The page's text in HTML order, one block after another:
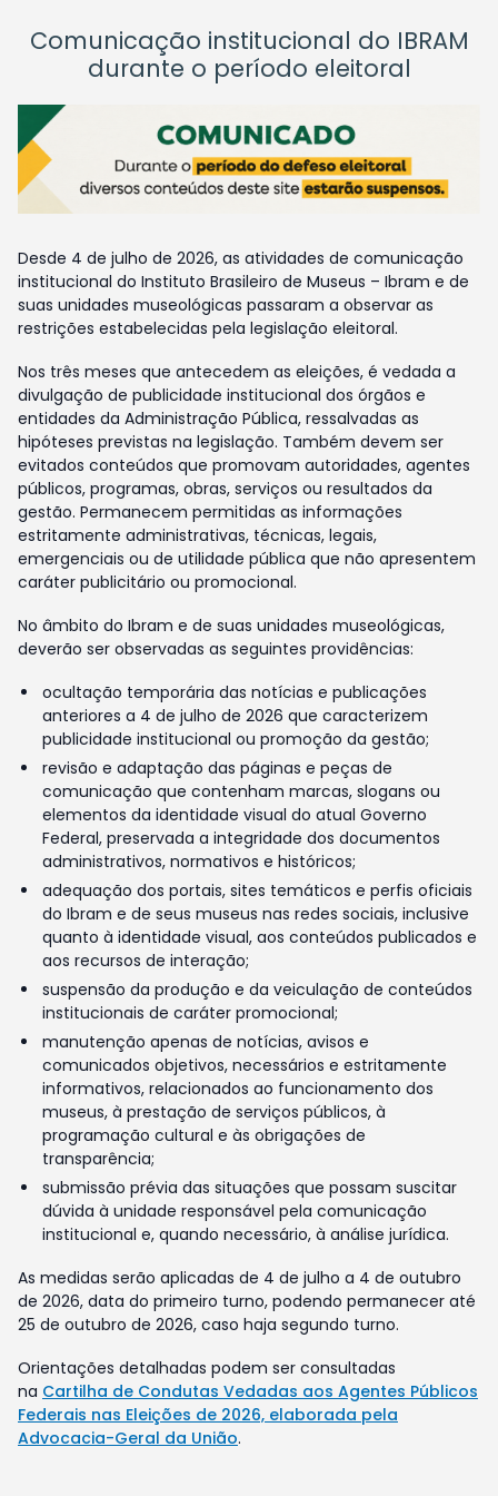
Comunicação institucional do IBRAM
durante o período eleitoral
Desde 4 de julho de 2026, as atividades de comunicação
institucional do Instituto Brasileiro de Museus – Ibram e de
suas unidades museológicas passaram a observar as
restrições estabelecidas pela legislação eleitoral.
Nos três meses que antecedem as eleições, é vedada a
divulgação de publicidade institucional dos órgãos e
entidades da Administração Pública, ressalvadas as
hipóteses previstas na legislação. Também devem ser
evitados conteúdos que promovam autoridades, agentes
públicos, programas, obras, serviços ou resultados da
gestão. Permanecem permitidas as informações
estritamente administrativas, técnicas, legais,
emergenciais ou de utilidade pública que não apresentem
caráter publicitário ou promocional.
No âmbito do Ibram e de suas unidades museológicas,
deverão ser observadas as seguintes providências:
ocultação temporária das notícias e publicações
anteriores a 4 de julho de 2026 que caracterizem
publicidade institucional ou promoção da gestão;
revisão e adaptação das páginas e peças de
comunicação que contenham marcas, slogans ou
elementos da identidade visual do atual Governo
Federal, preservada a integridade dos documentos
administrativos, normativos e históricos;
adequação dos portais, sites temáticos e perfis oficiais
do Ibram e de seus museus nas redes sociais, inclusive
quanto à identidade visual, aos conteúdos publicados e
aos recursos de interação;
suspensão da produção e da veiculação de conteúdos
institucionais de caráter promocional;
manutenção apenas de notícias, avisos e
comunicados objetivos, necessários e estritamente
informativos, relacionados ao funcionamento dos
museus, à prestação de serviços públicos, à
programação cultural e às obrigações de
transparência;
submissão prévia das situações que possam suscitar
dúvida à unidade responsável pela comunicação
institucional e, quando necessário, à análise jurídica.
As medidas serão aplicadas de 4 de julho a 4 de outubro
de 2026, data do primeiro turno, podendo permanecer até
25 de outubro de 2026, caso haja segundo turno.
Orientações detalhadas podem ser consultadas
na Cartilha de Condutas Vedadas aos Agentes Públicos
Federais nas Eleições de 2026, elaborada pela
Advocacia-Geral da União.